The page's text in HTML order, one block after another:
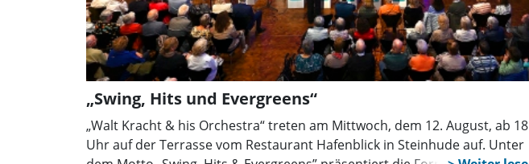
„Swing, Hits und Evergreens“
„Walt Kracht & his Orchestra“ treten am Mittwoch, dem 12. August, ab 18
Uhr auf der Terrasse vom Restaurant Hafenblick in Steinhude auf. Unter